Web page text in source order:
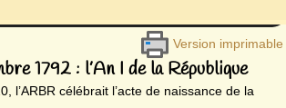
Version imprimable
1792 : l’An I de la République
l’ARBR célébrait l’acte de naissance de la